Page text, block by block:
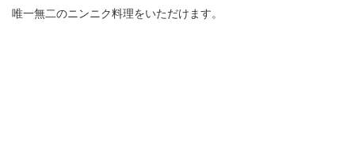
唯一無二のニンニク料理をいただけます。